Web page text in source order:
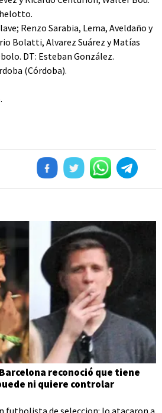
Renzo Sarabia, Lema, Aveldaño y
Bolatti, Alvarez Suárez y Matías
DT: Esteban González.
(Córdoba).
reconoció que tiene
ni quiere controlar